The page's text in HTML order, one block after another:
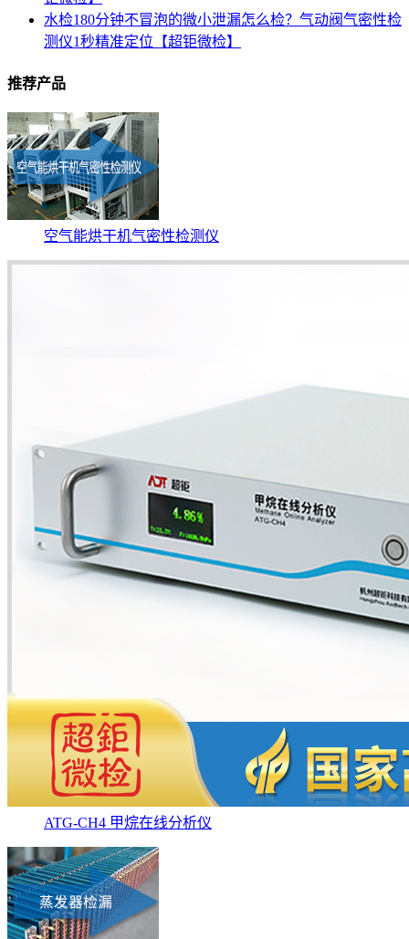
水检180分钟不冒泡的微小泄漏怎么检？气动阀气密性检
测仪1秒精准定位【超钜微检】
推荐产品
空气能烘干机气密性检测仪
ATG-CH4 甲烷在线分析仪